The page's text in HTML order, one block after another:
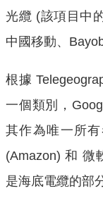
光纜 (該項目中
中國移動、
根據
一個類別，
其作為唯一所
(Amazon) 和 微
是海底電纜的部